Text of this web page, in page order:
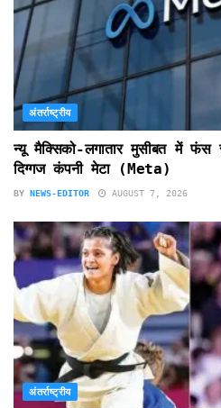
अंतर्राष्ट्रीय
न्यू मैक्सिको-लगातार मुसीबत में फंस
दिग्गज कंपनी मेटा (Meta)
BY NEWS-EDITOR AUGUST 7, 2026
अंतर्राष्ट्रीय